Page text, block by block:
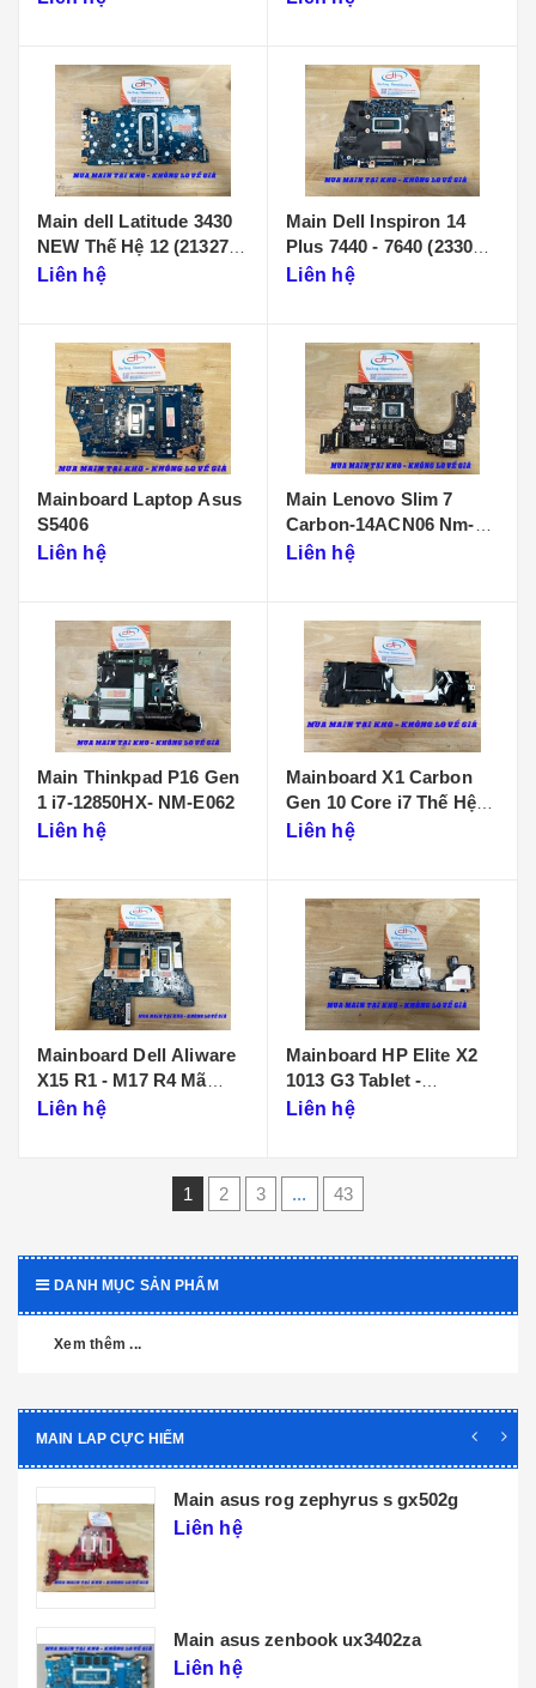
Main dell Latitude 3430
NEW Thế Hệ 12 (213274-
1)
Liên hệ
Main Dell Inspiron 14
Plus 7440 - 7640 (233086-
1)
Liên hệ
Mainboard Laptop Asus
S5406
Liên hệ
Main Lenovo Slim 7
Carbon-14ACN06 Nm-
D901
Liên hệ
Main Thinkpad P16 Gen
1 i7-12850HX- NM-E062
Liên hệ
Mainboard X1 Carbon
Gen 10 Core i7 Thế Hệ
12 - NM-D961
Liên hệ
Mainboard Dell Aliware
X15 R1 - M17 R4 Mã
Main LA-K471P
Liên hệ
Mainboard HP Elite X2
1013 G3 Tablet -
DA0D99MBAI0
Liên hệ
1 2 3 ... 43
DANH MỤC SẢN PHẨM
Xem thêm ...
MAIN LAP CỰC HIẾM
Main dell xps 9320 core i5 i7 th12 la-
l071p
Main lenovo t14 gen 3
Liên hệ